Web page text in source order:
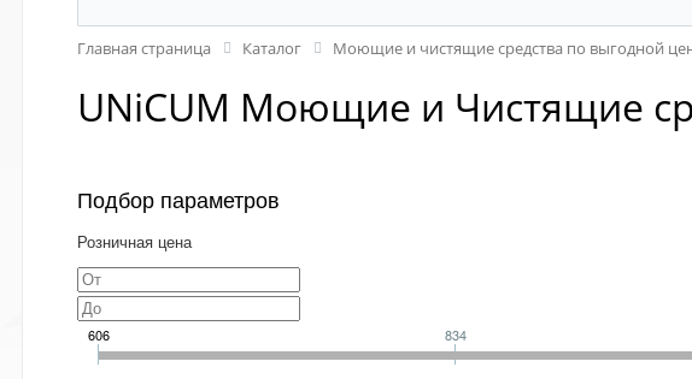
Главная страница Каталог Моющие и чистящие средства по выгодной
UNiCUM Моющие и Чистящие
Подбор параметров
Розничная цена
606 834